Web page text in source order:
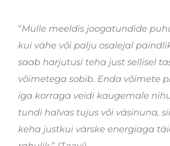
“Mulle meeldis joogatundide
kui vähe või palju osalejal
saab harjutusi teha just sellisel
võimetega sobib. Enda võimete
iga korraga veidi kaugemale
tundi halvas tujus või väsinuna,
keha justkui värske energiaga